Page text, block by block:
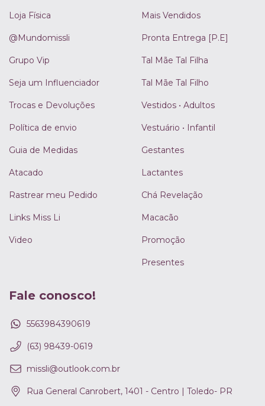
Loja Física
@Mundomissli
Grupo Vip
Seja um Influenciador
Trocas e Devoluções
Política de envio
Guia de Medidas
Atacado
Rastrear meu Pedido
Links Miss Li
Video
Mais Vendidos
Pronta Entrega [P.E]
Tal Mãe Tal Filha
Tal Mãe Tal Filho
Vestidos • Adultos
Vestuário • Infantil
Gestantes
Lactantes
Chá Revelação
Macacão
Promoção
Presentes
Fale conosco!
5563984390619
(63) 98439-0619
missli@outlook.com.br
Rua General Canrobert, 1401 - Centro | Toledo- PR